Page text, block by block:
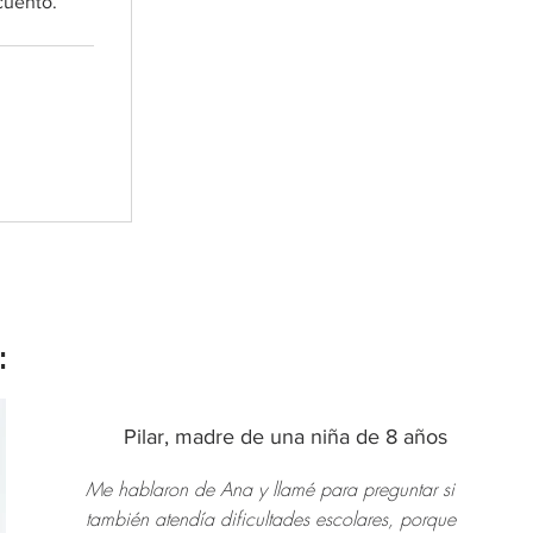
Pilar, madre de una niña de 8 años
Me hablaron de Ana y llamé para preguntar si
también atendía dificultades escolares, porque